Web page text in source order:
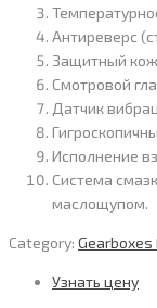
Антиреверс
Защитный
Смотровой
Датчик
Исполнение
Система
маслощупом.
Category: Gearboxes
Узнать цену